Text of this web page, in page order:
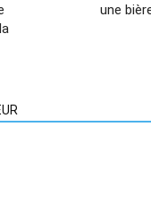
une